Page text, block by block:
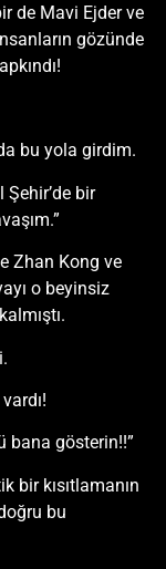
de Mavi Ejder ve
gözünde
bu yola girdim.
Şehir’de bir
Zhan Kong ve
o beyinsiz
bana gösterin!!”
bir kısıtlamanın
bu